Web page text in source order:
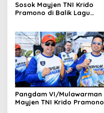
Sosok Mayjen TNI Krido
Pramono di Balik Lagu
Pangdam VI/Mulawarman
Mayjen TNI Krido Pramono